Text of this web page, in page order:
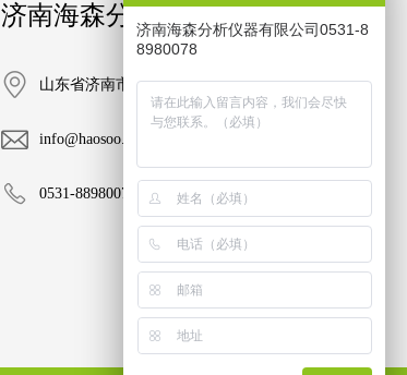
济南海森分析仪器有限公司
山东省济南市高新区汉峪金谷A3-1栋402-A
info@haosoo.com.cn
0531-88980078
济南海森分析仪器有限公司0531-8
8980078